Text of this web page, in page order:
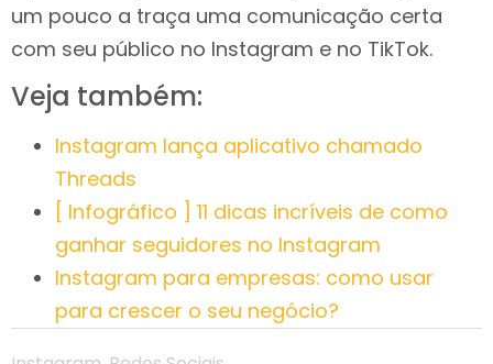
um pouco a traça uma comunicação certa
com seu público no Instagram e no TikTok.
Veja também:
Instagram lança aplicativo chamado
Threads
[ Infográfico ] 11 dicas incríveis de como
ganhar seguidores no Instagram
Instagram para empresas: como usar
para crescer o seu negócio?